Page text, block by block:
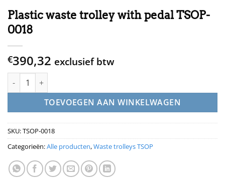
Plastic waste trolley with pedal TSOP-
0018
€390,32 exclusief btw
Plastic waste trolley with pedal TSOP-0018 aantal
TOEVOEGEN AAN WINKELWAGEN
SKU:TSOP-0018
Categorieën:Alle producten,Waste trolleys TSOP